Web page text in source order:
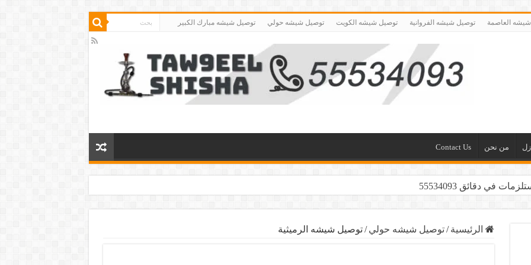
العاصمة توصيل شيشه الفروانية توصيل شيشه الكويت توصيل شيشه حولي توصيل شيشه مبارك الكبير
من نحن Contact Us
في دقائق 55534093
ساعة بالكويت (55534093)
الرئيسية / توصيل شيشه حولي / توصيل شيشه الرميثية